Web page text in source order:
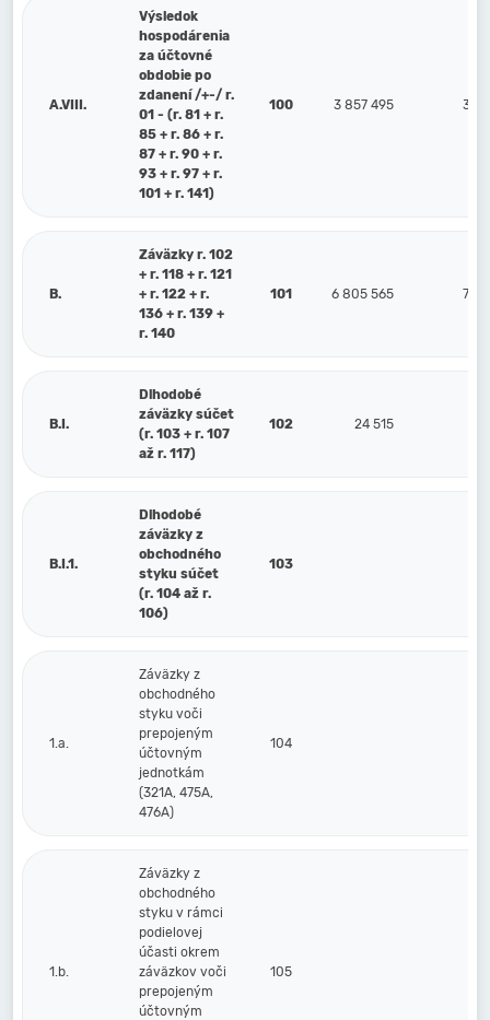
A.VIII.
Výsledok
hospodárenia
za účtovné
obdobie po
zdanení /+-/ r.
01 - (r. 81 + r.
85 + r. 86 + r.
87 + r. 90 + r.
93 + r. 97 + r.
101 + r. 141)
100 3 857 495 3
B.
Záväzky r. 102
+ r. 118 + r. 121
+ r. 122 + r.
136 + r. 139 +
r. 140
101 6 805 565 7
B.I.
Dlhodobé
záväzky súčet
(r. 103 + r. 107
až r. 117)
102 24 515
B.I.1.
Dlhodobé
záväzky z
obchodného
styku súčet
(r. 104 až r.
106)
103
1.a.
Záväzky z
obchodného
styku voči
prepojeným
účtovným
jednotkám
(321A, 475A,
476A)
104
1.b.
Záväzky z
obchodného
styku v rámci
podielovej
účasti okrem
záväzkov voči
prepojeným
účtovným
105